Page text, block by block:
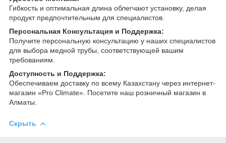
Гибкость и оптимальная длина облегчают установку, делая
продукт предпочтительным для специалистов.
Персональная Консультация и Поддержка:
Получите персональную консультацию у наших специалистов
для выбора медной трубы, соответствующей вашим
требованиям.
Доступность и Поддержка:
Обеспечиваем доставку по всему Казахстану через интернет-
магазин «Pro Climate». Посетите наш розничный магазин в
Алматы.
Скрыть